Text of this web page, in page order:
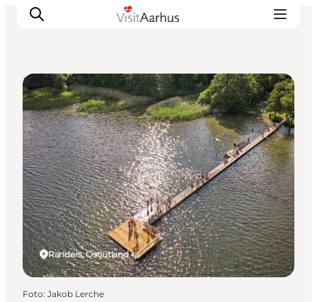
Sehen und erleben
Veranstaltungen
Städte und Regionen
Reiseplanung
Transport
Randers, Ostjütland
Badeseen
Foto: Jakob Lerche